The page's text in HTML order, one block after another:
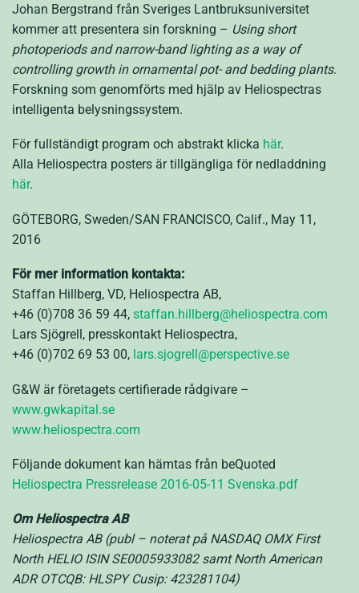
Johan Bergstrand från Sveriges Lantbruksuniversitet
kommer att presentera sin forskning – Using short
photoperiods and narrow-band lighting as a way of
controlling growth in ornamental pot- and bedding plants.
Forskning som genomförts med hjälp av Heliospectras
intelligenta belysningssystem.
För fullständigt program och abstrakt klicka här.
Alla Heliospectra posters är tillgängliga för nedladdning
här.
GÖTEBORG, Sweden/SAN FRANCISCO, Calif., May 11,
2016
För mer information kontakta:
Staffan Hillberg, VD, Heliospectra AB,
+46 (0)708 36 59 44, staffan.hillberg@heliospectra.com
Lars Sjögrell, presskontakt Heliospectra,
+46 (0)702 69 53 00, lars.sjogrell@perspective.se
G&W är företagets certifierade rådgivare –
www.gwkapital.se
www.heliospectra.com
Följande dokument kan hämtas från beQuoted
Heliospectra Pressrelease 2016-05-11 Svenska.pdf
Om Heliospectra AB
Heliospectra AB (publ – noterat på NASDAQ OMX First
North HELIO ISIN SE0005933082 samt North American
ADR OTCQB: HLSPY Cusip: 423281104)